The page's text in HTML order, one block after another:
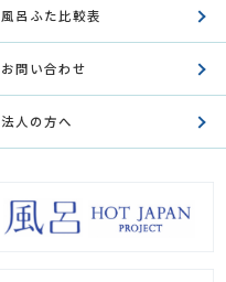
風呂ふた比較表
お問い合わせ
法人の方へ